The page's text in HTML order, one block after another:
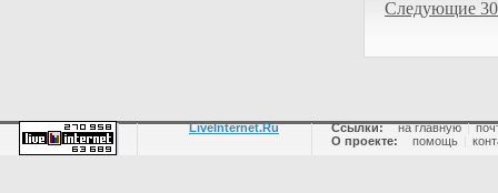
Следующие
LiveInternet.Ru Ссылки: на главную |
О проекте:
помощь